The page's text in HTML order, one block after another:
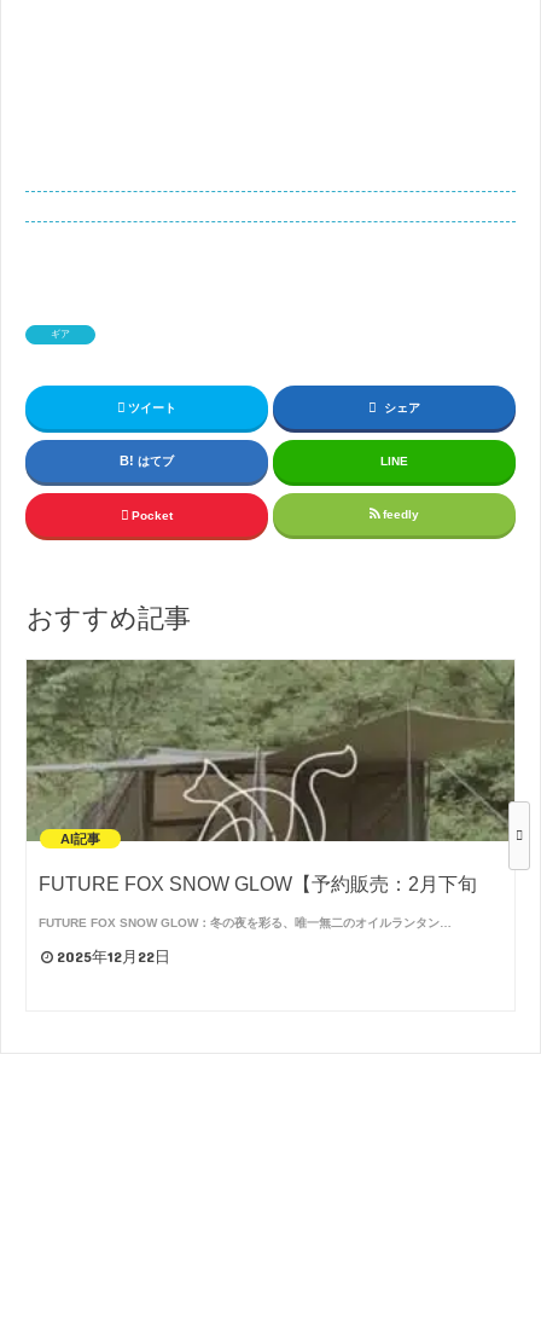
ギア
ツイート シェア
はてブ LINE
Pocket feedly
おすすめ記事
AI記事
FUTURE FOX SNOW GLOW【予約販売：2月下旬
FUTURE FOX SNOW GLOW：冬の夜を彩る、唯一無二のオイルランタン…
2025年12月22日